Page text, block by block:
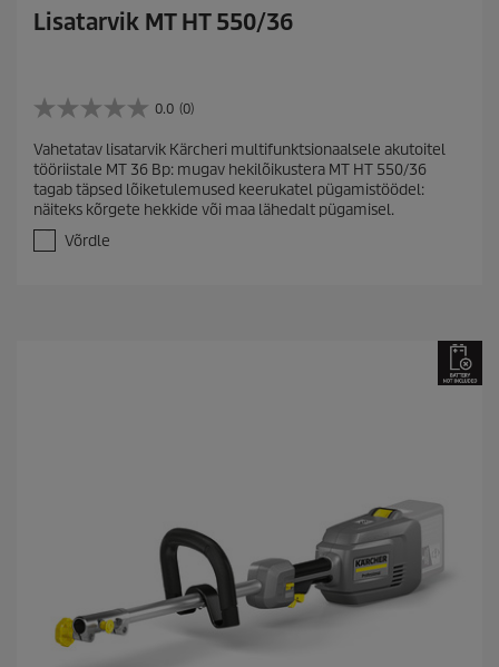
Lisatarvik MT HT 550/36
0.0 (0)
0
0
/
5
t
h
Vahetatav lisatarvik Kärcheri multifunktsionaalsele akutoitel
tööriistale MT 36 Bp: mugav hekilõikustera MT HT 550/36
tagab täpsed lõiketulemused keerukatel pügamistöödel:
näiteks kõrgete hekkide või maa lähedalt pügamisel.
Võrdle